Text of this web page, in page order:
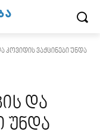
კოვიდის ვაქცინები უნდა
და
უნდა